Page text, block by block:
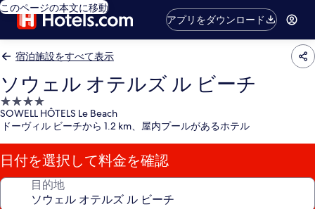
このページの本文に移動
アプリをダウンロード
宿泊施設をすべて表示
ソウェル オテルズ ル ビーチ
4.0
つ
星
宿
泊
施
SOWELL HÔTELS Le Beach
ドーヴィル ビーチから 1.2 km、屋内プールがあるホテル
日付を選択して料金を確認
目的地